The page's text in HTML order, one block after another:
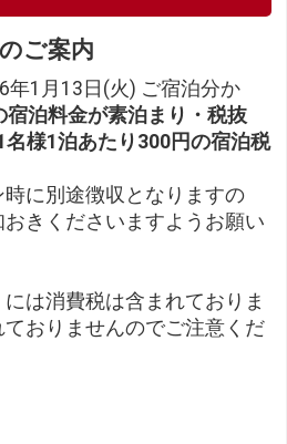
ご案内
年1月13日(火) ご宿泊分か
宿泊料金が素泊まり・税抜
様1泊あたり300円の宿泊税
に別途徴収となりますの
きくださいますようお願い
は消費税は含まれておりま
おりませんのでご注意くだ